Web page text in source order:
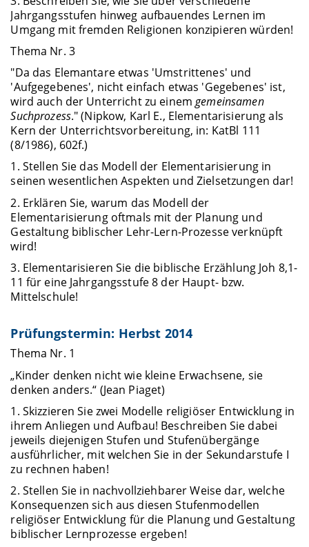
Jahrgangsstufen hinweg aufbauendes Lernen im
Umgang mit fremden Religionen konzipieren würden!
Thema Nr. 3
"Da das Elemantare etwas 'Umstrittenes' und
'Aufgegebenes', nicht einfach etwas 'Gegebenes' ist,
wird auch der Unterricht zu einemgemeinsamen
Suchprozess." (Nipkow, Karl E., Elementarisierung als
Kern der Unterrichtsvorbereitung, in: KatBl 111
(8/1986), 602f.)
1. Stellen Sie das Modell der Elementarisierung in
seinen wesentlichen Aspekten und Zielsetzungen dar!
2. Erklären Sie, warum das Modell der
Elementarisierung oftmals mit der Planung und
Gestaltung biblischer Lehr-Lern-Prozesse verknüpft
wird!
3. Elementarisieren Sie die biblische Erzählung Joh 8,1-
11 für eine Jahrgangsstufe 8 der Haupt- bzw.
Mittelschule!
Prüfungstermin: Herbst 2014
Thema Nr. 1
„Kinder denken nicht wie kleine Erwachsene, sie
denken anders.“ (Jean Piaget)
1. Skizzieren Sie zwei Modelle religiöser Entwicklung in
ihrem Anliegen und Aufbau! Beschreiben Sie dabei
jeweils diejenigen Stufen und Stufenübergänge
ausführlicher, mit welchen Sie in der Sekundarstufe I
zu rechnen haben!
2. Stellen Sie in nachvollziehbarer Weise dar, welche
Konsequenzen sich aus diesen Stufenmodellen
religiöser Entwicklung für die Planung und Gestaltung
biblischer Lernprozesse ergeben!